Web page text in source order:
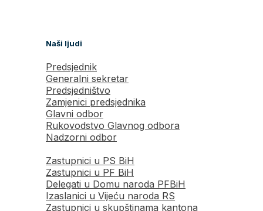
Naši ljudi
Predsjednik
Generalni sekretar
Predsjedništvo
Zamjenici predsjednika
Glavni odbor
Rukovodstvo Glavnog odbora
Nadzorni odbor
Zastupnici u PS BiH
Zastupnici u PF BiH
Delegati u Domu naroda PFBiH
Izaslanici u Vijeću naroda RS
Zastupnici u skupštinama kantona